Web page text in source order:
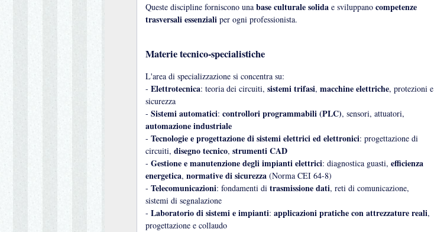
Queste discipline forniscono una base culturale solida e sviluppano competenze
trasversali essenziali per ogni professionista.
Materie tecnico-specialistiche
L'area di specializzazione si concentra su:
- Elettrotecnica: teoria dei circuiti, sistemi trifasi, macchine elettriche, protezioni e
sicurezza
- Sistemi automatici: controllori programmabili (PLC), sensori, attuatori,
automazione industriale
- Tecnologie e progettazione di sistemi elettrici ed elettronici: progettazione di
circuiti, disegno tecnico, strumenti CAD
- Gestione e manutenzione degli impianti elettrici: diagnostica guasti, efficienza
energetica, normative di sicurezza (Norma CEI 64-8)
- Telecomunicazioni: fondamenti di trasmissione dati, reti di comunicazione,
sistemi di segnalazione
- Laboratorio di sistemi e impianti: applicazioni pratiche con attrezzature reali,
progettazione e collaudo